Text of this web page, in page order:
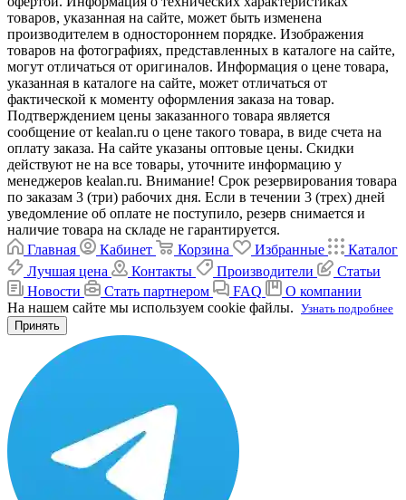
товаров, указанная на сайте, может быть изменена
производителем в одностороннем порядке. Изображения
товаров на фотографиях, представленных в каталоге на сайте,
могут отличаться от оригиналов. Информация о цене товара,
указанная в каталоге на сайте, может отличаться от
фактической к моменту оформления заказа на товар.
Подтверждением цены заказанного товара является
сообщение от kealan.ru о цене такого товара, в виде счета на
оплату заказа. На сайте указаны оптовые цены. Скидки
действуют не на все товары, уточните информацию у
менеджеров kealan.ru. Внимание! Срок резервирования товара
по заказам 3 (три) рабочих дня. Если в течении 3 (трех) дней
уведомление об оплате не поступило, резерв снимается и
наличие товара на складе не гарантируется.
Главная
Кабинет Корзина Избранные
Каталог
Лучшая цена
Контакты Производители
Статьи
Новости
Стать партнером FAQ
О компании
На нашем сайте мы используем cookie файлы. Узнать подробнее
Принять